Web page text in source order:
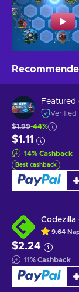
Featured
Verified
$1.99-44%
$1.11
14% Cashback
Best cashback
Codezilla
9.64
$2.24
11% Cashback